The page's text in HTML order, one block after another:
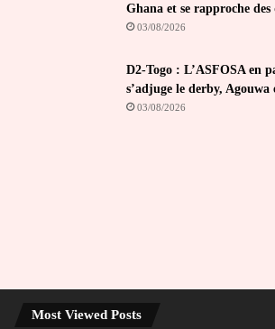
Ghana et se rapproche
03/08/2026
D2-Togo : L’ASFOSA en
s’adjuge le derby,
03/08/2026
Most Viewed Posts